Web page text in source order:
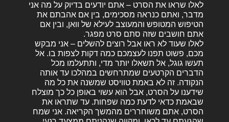
לאלו שראו את הסרט – אתם יודעים בדיוק על מה אני
מדבר, ואתם כנראה מסכימים, בין אם אהבתם את
הטיפוש המטופש והמעוצב לעילא של וואן, ובין אם
אתם חושבים שזה סתם סרט מפגר.
לאלו שעוד לא ראו אבל רוצים להשלים – אני מבקש
מכם, פשוט תפנו לעצמכם כמה דקות לצפות בו. אל
תעשו גוגל, אל תשאלו יותר מדי, ותתעלמו מכל
הדברים הקרטעים שמתרחשים במהלכו עד אותה
הנקודה. זה לא באמת טוויסט שמשנה את כל מה
שידענו על הסרט, אבל הוא עשוי באופן כל כך מוצלח
שבאמת כדאי לדעת כמה שפחות. עד שתראו את
הסרט, אתם משוחררים מהמשך הקריאה. אני שמח